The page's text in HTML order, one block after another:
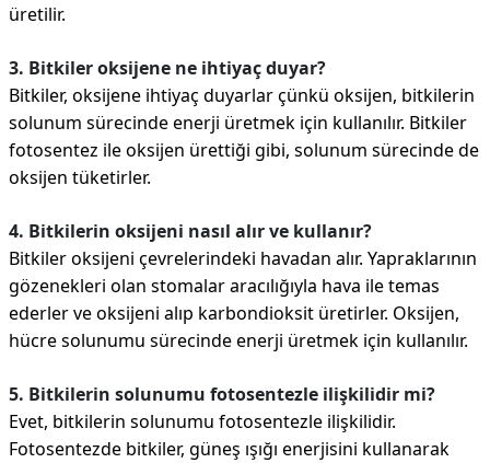
üretilir.
3. Bitkiler oksijene ne ihtiyaç duyar?
Bitkiler, oksijene ihtiyaç duyarlar çünkü oksijen, bitkilerin
solunum sürecinde enerji üretmek için kullanılır. Bitkiler
fotosentez ile oksijen ürettiği gibi, solunum sürecinde de
oksijen tüketirler.
4. Bitkilerin oksijeni nasıl alır ve kullanır?
Bitkiler oksijeni çevrelerindeki havadan alır. Yapraklarının
gözenekleri olan stomalar aracılığıyla hava ile temas
ederler ve oksijeni alıp karbondioksit üretirler. Oksijen,
hücre solunumu sürecinde enerji üretmek için kullanılır.
5. Bitkilerin solunumu fotosentezle ilişkilidir mi?
Evet, bitkilerin solunumu fotosentezle ilişkilidir.
Fotosentezde bitkiler, güneş ışığı enerjisini kullanarak